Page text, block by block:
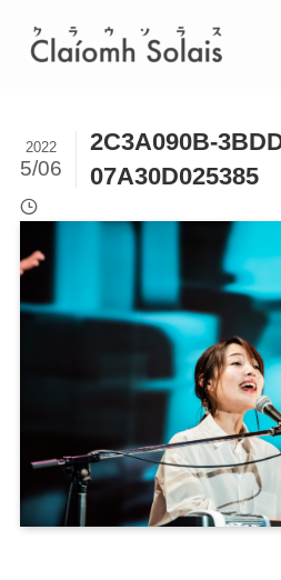
2C3A090B-
07A30D025385
2022
5/06